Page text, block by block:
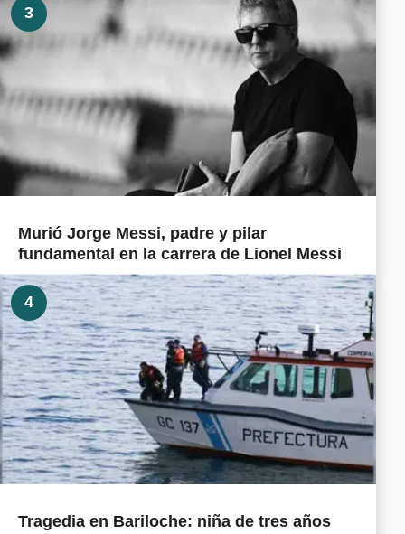
3
Murió Jorge Messi, padre y pilar
fundamental en la carrera de Lionel Messi
4
Tragedia en Bariloche: niña de tres años